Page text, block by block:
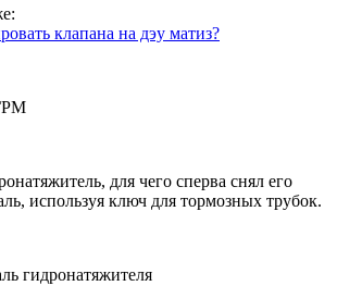
клапана на дэу матиз?
для чего сперва снял его
используя ключ для тормозных трубок.
гидронатяжителя